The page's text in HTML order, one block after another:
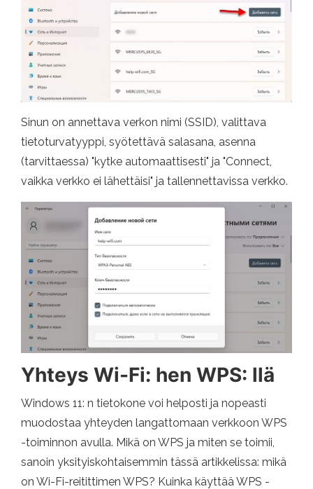
Sinun on annettava verkon nimi (SSID), valittava
tietoturvatyyppi, syötettävä salasana, asenna
(tarvittaessa) "kytke automaattisesti" ja "Connect,
vaikka verkko ei lähettäisi" ja tallennettavissa verkko.
Yhteys Wi-Fi: hen WPS: llä
Windows 11: n tietokone voi helposti ja nopeasti
muodostaa yhteyden langattomaan verkkoon WPS
-toiminnon avulla. Mikä on WPS ja miten se toimii,
sanoin yksityiskohtaisemmin tässä artikkelissa: mikä
on Wi-Fi-reitittimen WPS? Kuinka käyttää WPS -